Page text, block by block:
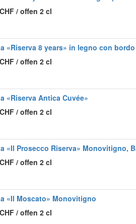
/ offen 2 cl
«Riserva 8 years» in legno con
/ offen 2 cl
«Riserva Antica Cuvée»
/ offen 2 cl
«Il Prosecco Riserva» Monovitigno,
/ offen 2 cl
«Il Moscato» Monovitigno
/ offen 2 cl